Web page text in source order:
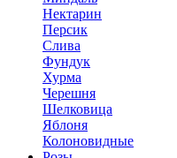
Нектарин
Персик
Слива
Фундук
Хурма
Черешня
Шелковица
Яблоня
Колоновидные